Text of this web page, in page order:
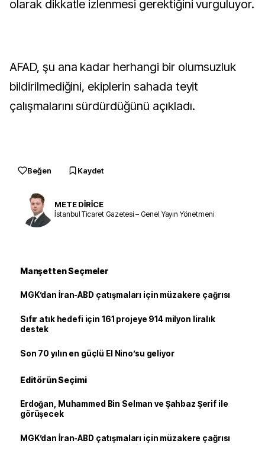
olarak dikkatle izlenmesi gerektiğini vurguluyor.
AFAD, şu ana kadar herhangi bir olumsuzluk
bildirilmediğini, ekiplerin sahada teyit
çalışmalarını sürdürdüğünü açıkladı.
Beğen Kaydet
METE DİRİCE
İstanbul Ticaret Gazetesi – Genel Yayın Yönetmeni
Manşetten Seçmeler
MGK’dan İran-ABD çatışmaları için müzakere çağrısı
Sıfır atık hedefi için 161 projeye 914 milyon liralık
destek
Son 70 yılın en güçlü El Nino’su geliyor
Editörün Seçimi
Erdoğan, Muhammed Bin Selman ve Şahbaz Şerif ile
görüşecek
MGK’dan İran-ABD çatışmaları için müzakere çağrısı